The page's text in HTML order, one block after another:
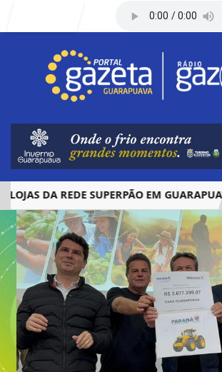
DA REDE SUPERPÃO EM GUARAPUAVA
EM ALTA